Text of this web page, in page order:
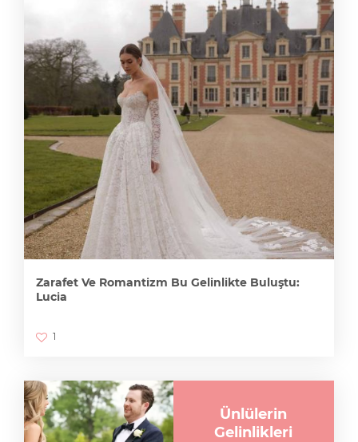
Zarafet Ve Romantizm Bu Gelinlikte Buluştu:
Lucia
1
Ünlülerin
Gelinlikleri